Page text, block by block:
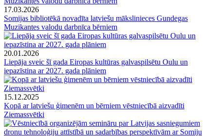
17.03.2026
Somijas bibliotēkā novadīta latviešu mākslinieces Gundegas
Muzikantes valodu darbnīca bērniem
20.01.2026
Liepāja sveic šī gada Eiropas kultūras galvaspilsētu Oulu un
iepazīstina ar 2027. gada plāniem
15.12.2025
Kopā ar latviešu ģimenēm un bērniem vēstniecībā aizvadīti
Ziemassvētki